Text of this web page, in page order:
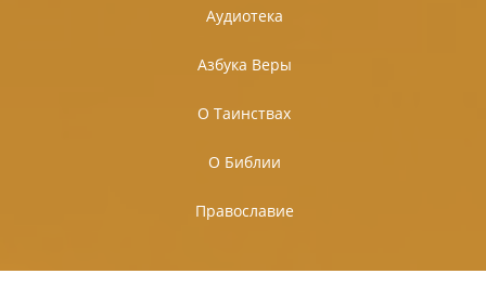
Аудиотека
Азбука Веры
О Таинствах
О Библии
Православие